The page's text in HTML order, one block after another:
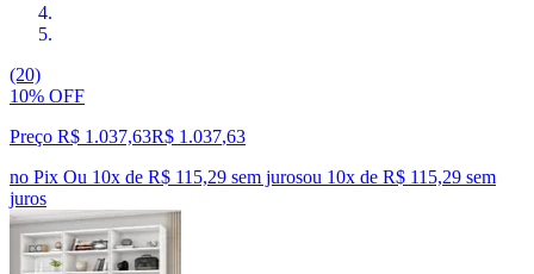
(20)
10% OFF
Preço R$ 1.037,63R$ 1.037,63
no Pix Ou 10x de R$ 115,29 sem jurosou 10x de R$ 115,29 sem
juros